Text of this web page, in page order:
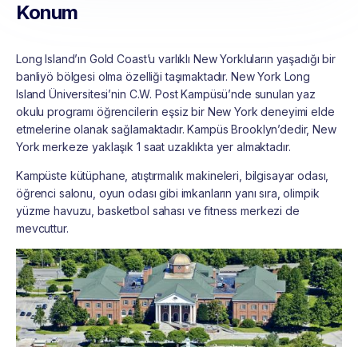
Konum
Long Island’ın Gold Coast’u varlıklı New Yorkluların yaşadığı bir
banliyö bölgesi olma özelliği taşımaktadır. New York Long
Island Üniversitesi’nin C.W. Post Kampüsü’nde sunulan yaz
okulu programı öğrencilerin eşsiz bir New York deneyimi elde
etmelerine olanak sağlamaktadır. Kampüs Brooklyn’dedir, New
York merkeze yaklaşık 1 saat uzaklıkta yer almaktadır.
Kampüste kütüphane, atıştırmalık makineleri, bilgisayar odası,
öğrenci salonu, oyun odası gibi imkanların yanı sıra, olimpik
yüzme havuzu, basketbol sahası ve fitness merkezi de
mevcuttur.